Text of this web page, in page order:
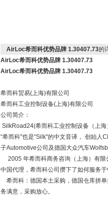
AirLoc希而科优势品牌 1.30407.73的
AirLoc希而科优势品牌 1.30407.73
AirLoc希而科优势品牌 1.30407.73
希而科贸易(上海)有限公司
希而科工业控制设备(上海)有限公司
公司简介：
SilkRoad24(希而科工业控制设备（上
“希而科"也是“Silk"的中文音译， 创始
子Automotive公司及德国大众汽车
2005 年希而科商务咨询（上海）有限
中国代理，希而科公司攒下了如何服务
希而科：德国本土采购，德国仓库拼
务满意，采购放心。